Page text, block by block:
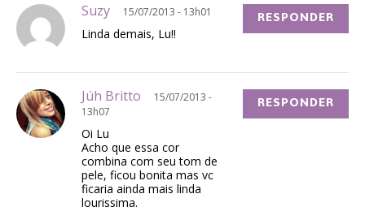
Suzy 15/07/2013 - 13h01
Linda demais, Lu!!
RESPONDER
Júh Britto
15/07/2013 -
13h07
Oi Lu
Acho que essa cor
combina com seu tom de
pele, ficou bonita mas vc
ficaria ainda mais linda
lourissima.
RESPONDER